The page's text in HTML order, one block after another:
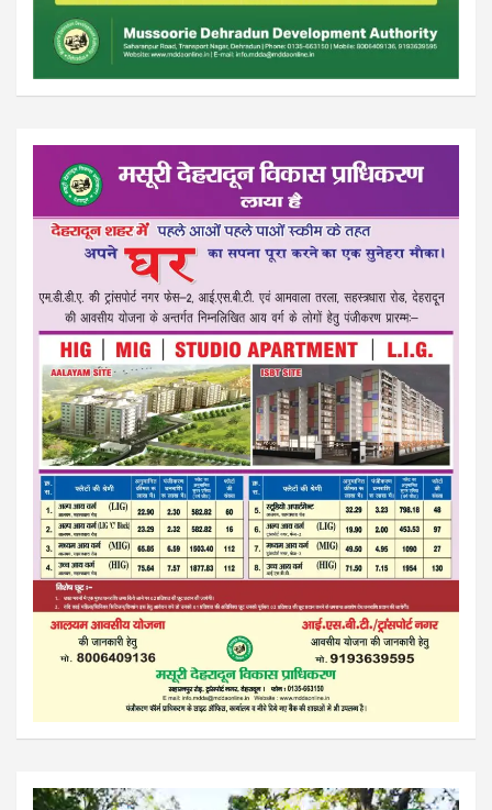
Video